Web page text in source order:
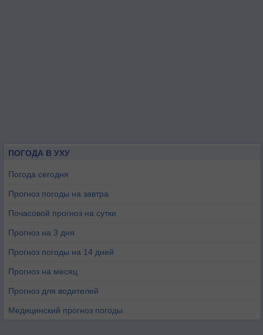
ПОГОДА В УХУ
Погода сегодня
Прогноз погоды на завтра
Почасовой прогноз на сутки
Прогноз на 3 дня
Прогноз погоды на 14 дней
Прогноз на месяц
Прогноз для водителей
Медицинский прогноз погоды